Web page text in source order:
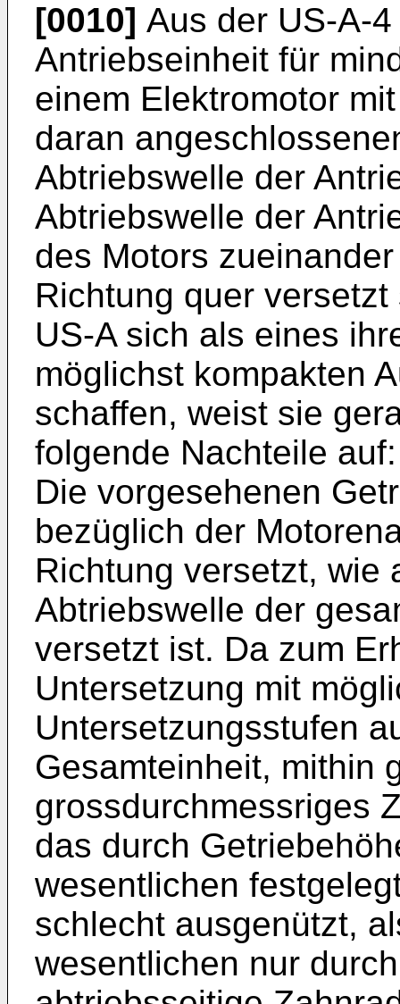
[0010] Aus der US-A-
Antriebseinheit für
einem Elektromotor
daran
Abtriebswelle der
Abtriebswelle der
des Motors
Richtung quer
US-A sich als eines
möglichst kompakten
schaffen, weist sie
folgende Nachteile auf:
Die vorgesehenen
bezüglich der
Richtung versetzt, wie
Abtriebswelle der
versetzt ist. Da zum
Untersetzung mit
Untersetzungsstufen
Gesamteinheit, mithin
grossdurchmessriges
das durch
wesentlichen
schlecht ausgenützt,
wesentlichen nur